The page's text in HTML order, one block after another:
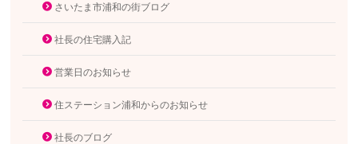
さいたま市浦和の街ブログ
社長の住宅購入記
営業日のお知らせ
住ステーション浦和からのお知らせ
社長のブログ